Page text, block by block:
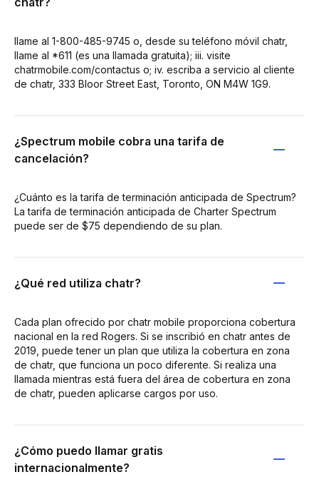
llame al 1-800-485-9745 o, desde su teléfono móvil chatr,
llame al *611 (es una llamada gratuita); iii. visite
chatrmobile.com/contactus o; iv. escriba a servicio al cliente
de chatr, 333 Bloor Street East, Toronto, ON M4W 1G9.
¿Spectrum mobile cobra una tarifa de
cancelación?
¿Cuánto es la tarifa de terminación anticipada de Spectrum?
La tarifa de terminación anticipada de Charter Spectrum
puede ser de $75 dependiendo de su plan.
¿Qué red utiliza chatr?
Cada plan ofrecido por chatr mobile proporciona cobertura
nacional en la red Rogers. Si se inscribió en chatr antes de
2019, puede tener un plan que utiliza la cobertura en zona
de chatr, que funciona un poco diferente. Si realiza una
llamada mientras está fuera del área de cobertura en zona
de chatr, pueden aplicarse cargos por uso.
¿Cómo puedo llamar gratis
internacionalmente?